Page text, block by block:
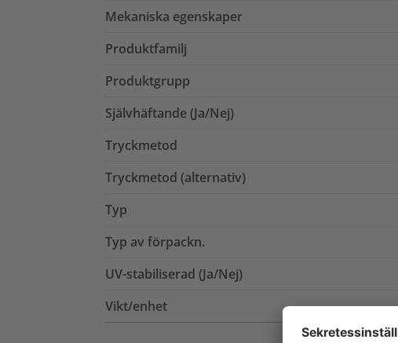
Mekaniska egenskaper
Produktfamilj
Produktgrupp
Självhäftande (Ja/Nej)
Tryckmetod
Tryckmetod (alternativ)
Typ
Typ av förpackn.
UV-stabiliserad (Ja/Nej)
Vikt/enhet